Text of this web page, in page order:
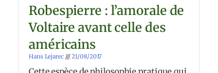
Robespierre : l’amorale de
Voltaire avant celle des
américains
Hans Lejarec 21/08/2017